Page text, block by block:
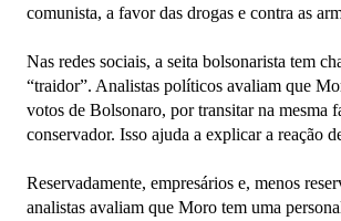
comunista, a favor das drogas e contra as
Nas redes sociais, a seita bolsonarista tem
“traidor”. Analistas políticos avaliam que
votos de Bolsonaro, por transitar na mesma
conservador. Isso ajuda a explicar a reação
Reservadamente, empresários e, menos
analistas avaliam que Moro tem uma